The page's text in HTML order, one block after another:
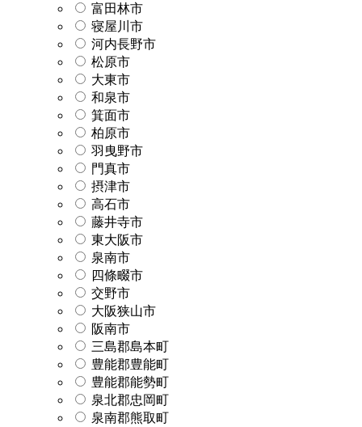
富田林市
寝屋川市
河内長野市
松原市
大東市
和泉市
箕面市
柏原市
羽曳野市
門真市
摂津市
高石市
藤井寺市
東大阪市
泉南市
四條畷市
交野市
大阪狭山市
阪南市
三島郡島本町
豊能郡豊能町
豊能郡能勢町
泉北郡忠岡町
泉南郡熊取町